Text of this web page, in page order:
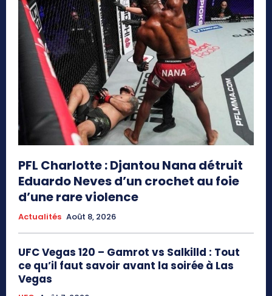
PFL Charlotte : Djantou Nana détruit
Eduardo Neves d’un crochet au foie
d’une rare violence
Actualités Août 8, 2026
UFC Vegas 120 – Gamrot vs Salkilld : Tout
ce qu’il faut savoir avant la soirée à Las
Vegas